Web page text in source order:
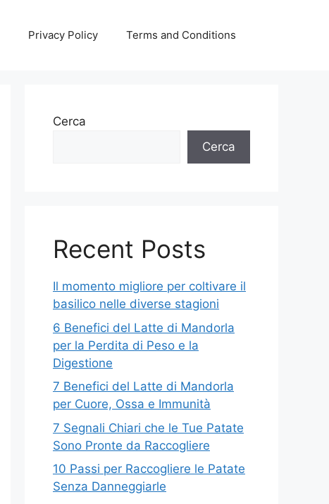
Privacy Policy Terms and Conditions
Cerca
Cerca
Recent Posts
Il momento migliore per coltivare il
basilico nelle diverse stagioni
6 Benefici del Latte di Mandorla
per la Perdita di Peso e la
Digestione
7 Benefici del Latte di Mandorla
per Cuore, Ossa e Immunità
7 Segnali Chiari che le Tue Patate
Sono Pronte da Raccogliere
10 Passi per Raccogliere le Patate
Senza Danneggiarle